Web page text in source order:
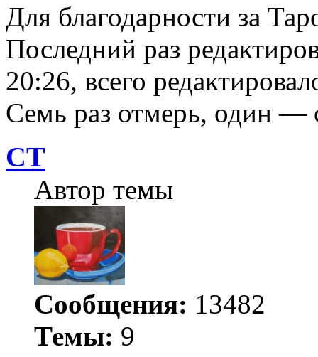
Для благодарности за
Последний раз
20:26, всего
Семь раз отмерь, один —
СТ
Автор темы
Сообщения: 13482
Темы: 9